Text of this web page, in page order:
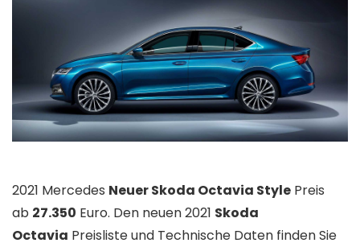
2021 Mercedes Neuer Skoda Octavia Style Preis
ab 27.350 Euro. Den neuen 2021 Skoda
Octavia Preisliste und Technische Daten finden Sie